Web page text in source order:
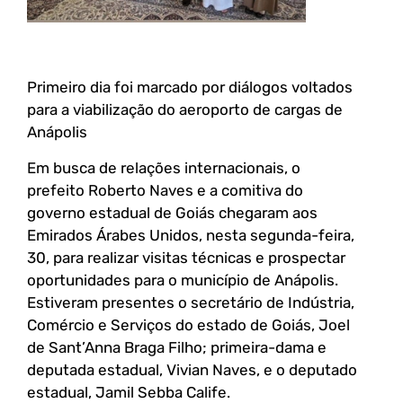
Primeiro dia foi marcado por diálogos voltados
para a viabilização do aeroporto de cargas de
Anápolis
Em busca de relações internacionais, o
prefeito Roberto Naves e a comitiva do
governo estadual de Goiás chegaram aos
Emirados Árabes Unidos, nesta segunda-feira,
30, para realizar visitas técnicas e prospectar
oportunidades para o município de Anápolis.
Estiveram presentes o secretário de Indústria,
Comércio e Serviços do estado de Goiás, Joel
de Sant’Anna Braga Filho; primeira-dama e
deputada estadual, Vivian Naves, e o deputado
estadual, Jamil Sebba Calife.